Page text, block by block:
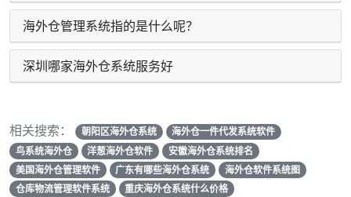
海外仓管理系统指的是什么呢？
深圳哪家海外仓系统服务好
相关搜索： 朝阳区海外仓系统
海外仓一件代发系统软件
鸟系统海外仓
洋葱海外仓软件
安徽海外仓系统排名
美国海外仓管理软件
广东有哪些海外仓系统
海外仓软件系统图
仓库物流管理软件系统
重庆海外仓系统什么价格